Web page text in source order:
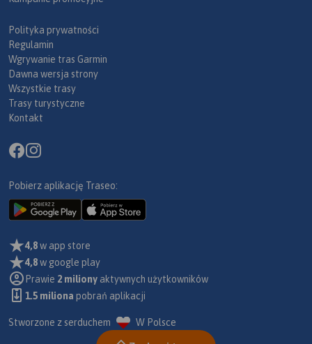
Polityka prywatności
Regulamin
Wgrywanie tras Garmin
Dawna wersja strony
Wszystkie trasy
Trasy turystyczne
Kontakt
Pobierz aplikację Traseo:
4,8w app store
4,8w google play
Prawie 2 miliony aktywnych użytkowników
1.5 miliona pobrań aplikacji
Stworzone z serduchem W Polsce